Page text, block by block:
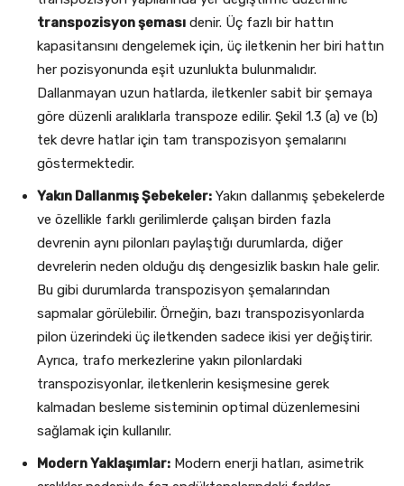
transpozisyon şeması denir. Üç fazlı bir hattın
kapasitansını dengelemek için, üç iletkenin her biri hattın
her pozisyonunda eşit uzunlukta bulunmalıdır.
Dallanmayan uzun hatlarda, iletkenler sabit bir şemaya
göre düzenli aralıklarla transpoze edilir. Şekil 1.3 (a) ve (b)
tek devre hatlar için tam transpozisyon şemalarını
göstermektedir.
Yakın Dallanmış Şebekeler: Yakın dallanmış şebekelerde
ve özellikle farklı gerilimlerde çalışan birden fazla
devrenin aynı pilonları paylaştığı durumlarda, diğer
devrelerin neden olduğu dış dengesizlik baskın hale gelir.
Bu gibi durumlarda transpozisyon şemalarından
sapmalar görülebilir. Örneğin, bazı transpozisyonlarda
pilon üzerindeki üç iletkenden sadece ikisi yer değiştirir.
Ayrıca, trafo merkezlerine yakın pilonlardaki
transpozisyonlar, iletkenlerin kesişmesine gerek
kalmadan besleme sisteminin optimal düzenlemesini
sağlamak için kullanılır.
Modern Yaklaşımlar: Modern enerji hatları, asimetrik